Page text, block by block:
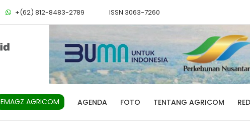
+(62) 812-8483-2789 ISSN 3063-7260
EMAGZ AGRICOM AGENDA FOTO TENTANG AGRICOM